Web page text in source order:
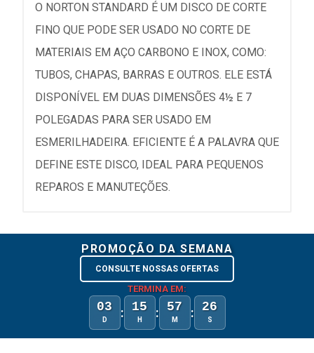
O NORTON STANDARD É UM DISCO DE CORTE
FINO QUE PODE SER USADO NO CORTE DE
MATERIAIS EM AÇO CARBONO E INOX, COMO:
TUBOS, CHAPAS, BARRAS E OUTROS. ELE ESTÁ
DISPONÍVEL EM DUAS DIMENSÕES 4½ E 7
POLEGADAS PARA SER USADO EM
ESMERILHADEIRA. EFICIENTE É A PALAVRA QUE
DEFINE ESTE DISCO, IDEAL PARA PEQUENOS
REPAROS E MANUTEÇÕES.
PROMOÇÃO DA SEMANA
CONSULTE NOSSAS OFERTAS
TERMINA EM:
03
D : 15
H : 57
M : 26
S